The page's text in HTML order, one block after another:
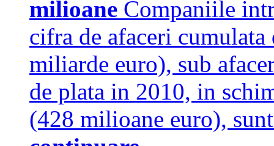
milioane Companiile
cifra de afaceri
miliarde euro), sub
de plata in 2010, in
(428 milioane euro),